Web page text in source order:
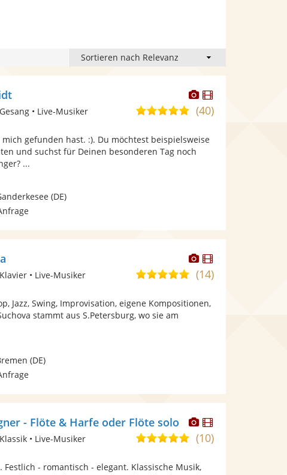
Dieser
Künstler
stellt
Fotos
bereit.
Dieser
Künstler
5,0
5
Sternen
(40)
• Live-Musiker
mich gefunden hast. :). Du möchtest beispielsweise
und suchst für Deinen besonderen Tag noch
...
(DE)
Dieser
Künstler
stellt
bereit.
Dieser
Künstler
5,0
5
(14)
• Live-Musiker
Jazz, Swing, Improvisation, eigene Kompositionen,
stammt aus S.Petersburg, wo sie am
(DE)
Dieser
Künstler
stellt
Dieser
Künstler
- Flöte & Harfe oder Flöte solo
5,0
5
(10)
• Live-Musiker
Festlich - romantisch - elegant. Klassische Musik,